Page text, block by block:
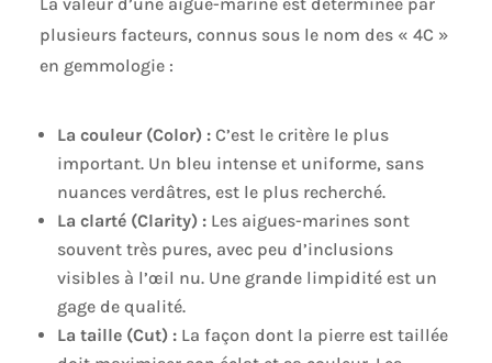
plusieurs facteurs, connus sous le nom des « 4C »
en gemmologie :
La couleur (Color) :C’est le critère le plus
important. Un bleu intense et uniforme, sans
nuances verdâtres, est le plus recherché.
La clarté (Clarity) :Les aigues-marines sont
souvent très pures, avec peu d’inclusions
visibles à l’œil nu. Une grande limpidité est un
gage de qualité.
La taille (Cut) :La façon dont la pierre est taillée